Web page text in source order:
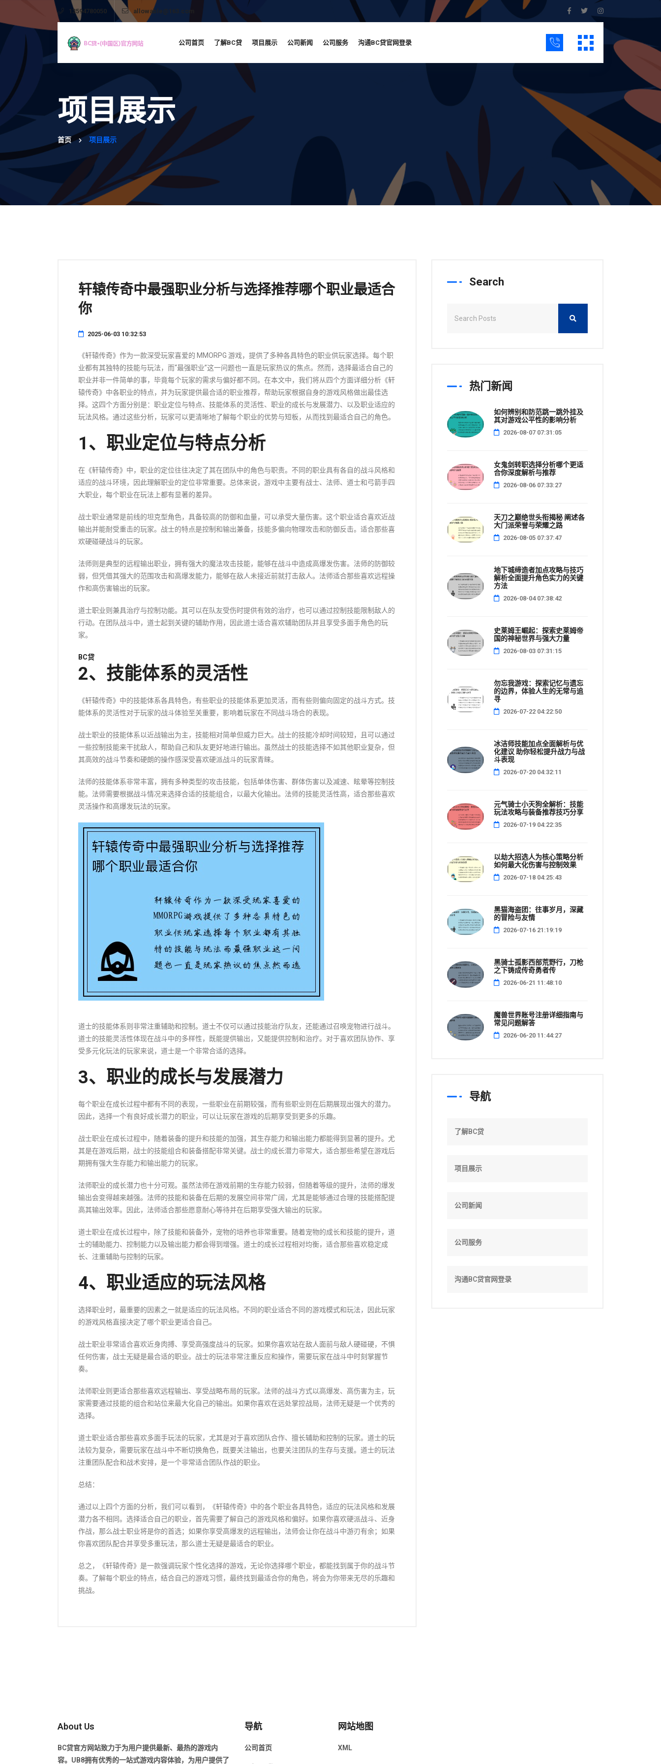
13594780050 allowable@163.com
公司首页 了解BC贷 项目展示 公司新闻 公司服务 沟通BC贷官网登录
项目展示
首页 项目展示
轩辕传奇中最强职业分析与选择推荐哪个职业最适合
你
2025-06-03 10:32:53
《轩辕传奇》作为一款深受玩家喜爱的 MMORPG 游戏，提供了多种各具特色的职业供玩家选择。每个职
业都有其独特的技能与玩法，而“最强职业”这一问题也一直是玩家热议的焦点。然而，选择最适合自己的
职业并非一件简单的事，毕竟每个玩家的需求与偏好都不同。在本文中，我们将从四个方面详细分析《轩
辕传奇》中各职业的特点，并为玩家提供最合适的职业推荐，帮助玩家根据自身的游戏风格做出最佳选
择。这四个方面分别是：职业定位与特点、技能体系的灵活性、职业的成长与发展潜力、以及职业适应的
玩法风格。通过这些分析，玩家可以更清晰地了解每个职业的优势与短板，从而找到最适合自己的角色。
1、职业定位与特点分析
在《轩辕传奇》中，职业的定位往往决定了其在团队中的角色与职责。不同的职业具有各自的战斗风格和
适应的战斗环境，因此理解职业的定位非常重要。总体来说，游戏中主要有战士、法师、道士和弓箭手四
大职业，每个职业在玩法上都有显著的差异。
战士职业通常是前线的坦克型角色，具备较高的防御和血量，可以承受大量伤害。这个职业适合喜欢近战
输出并能耐受重击的玩家。战士的特点是控制和输出兼备，技能多偏向物理攻击和防御反击。适合那些喜
欢硬碰硬战斗的玩家。
法师则是典型的远程输出职业，拥有强大的魔法攻击技能，能够在战斗中造成高爆发伤害。法师的防御较
弱，但凭借其强大的范围攻击和高爆发能力，能够在敌人未接近前就打击敌人。法师适合那些喜欢远程操
作和高伤害输出的玩家。
道士职业则兼具治疗与控制功能。其可以在队友受伤时提供有效的治疗，也可以通过控制技能限制敌人的
行动。在团队战斗中，道士起到关键的辅助作用，因此道士适合喜欢辅助团队并且享受多面手角色的玩
家。
BC贷
2、技能体系的灵活性
《轩辕传奇》中的技能体系各具特色，有些职业的技能体系更加灵活，而有些则偏向固定的战斗方式。技
能体系的灵活性对于玩家的战斗体验至关重要，影响着玩家在不同战斗场合的表现。
战士职业的技能体系以近战输出为主，技能相对简单但威力巨大。战士的技能冷却时间较短，且可以通过
一些控制技能来干扰敌人，帮助自己和队友更好地进行输出。虽然战士的技能选择不如其他职业复杂，但
其高效的战斗节奏和硬朗的操作感深受喜欢硬派战斗的玩家青睐。
法师的技能体系非常丰富，拥有多种类型的攻击技能，包括单体伤害、群体伤害以及减速、眩晕等控制技
能。法师需要根据战斗情况来选择合适的技能组合，以最大化输出。法师的技能灵活性高，适合那些喜欢
灵活操作和高爆发玩法的玩家。
道士的技能体系则非常注重辅助和控制。道士不仅可以通过技能治疗队友，还能通过召唤宠物进行战斗。
道士的技能灵活性体现在战斗中的多样性，既能提供输出，又能提供控制和治疗。对于喜欢团队协作、享
受多元化玩法的玩家来说，道士是一个非常合适的选择。
3、职业的成长与发展潜力
每个职业在成长过程中都有不同的表现，一些职业在前期较强，而有些职业则在后期展现出强大的潜力。
因此，选择一个有良好成长潜力的职业，可以让玩家在游戏的后期享受到更多的乐趣。
战士职业在成长过程中，随着装备的提升和技能的加强，其生存能力和输出能力都能得到显著的提升。尤
其是在游戏后期，战士的技能组合和装备搭配非常关键。战士的成长潜力非常大，适合那些希望在游戏后
期拥有强大生存能力和输出能力的玩家。
法师职业的成长潜力也十分可观。虽然法师在游戏前期的生存能力较弱，但随着等级的提升，法师的爆发
输出会变得越来越强。法师的技能和装备在后期的发展空间非常广阔，尤其是能够通过合理的技能搭配提
高其输出效率。因此，法师适合那些愿意耐心等待并在后期享受强大输出的玩家。
道士职业在成长过程中，除了技能和装备外，宠物的培养也非常重要。随着宠物的成长和技能的提升，道
士的辅助能力、控制能力以及输出能力都会得到增强。道士的成长过程相对均衡，适合那些喜欢稳定成
长、注重辅助与控制的玩家。
4、职业适应的玩法风格
选择职业时，最重要的因素之一就是适应的玩法风格。不同的职业适合不同的游戏模式和玩法，因此玩家
的游戏风格直接决定了哪个职业更适合自己。
战士职业非常适合喜欢近身肉搏、享受高强度战斗的玩家。如果你喜欢站在敌人面前与敌人硬碰硬，不惧
任何伤害，战士无疑是最合适的职业。战士的玩法非常注重反应和操作，需要玩家在战斗中时刻掌握节
奏。
法师职业则更适合那些喜欢远程输出、享受战略布局的玩家。法师的战斗方式以高爆发、高伤害为主，玩
家需要通过技能的组合和站位来最大化自己的输出。如果你喜欢在远处掌控战局，法师无疑是一个优秀的
选择。
道士职业适合那些喜欢多面手玩法的玩家，尤其是对于喜欢团队合作、擅长辅助和控制的玩家。道士的玩
法较为复杂，需要玩家在战斗中不断切换角色，既要关注输出，也要关注团队的生存与支援。道士的玩法
注重团队配合和战术安排，是一个非常适合团队作战的职业。
总结：
通过以上四个方面的分析，我们可以看到，《轩辕传奇》中的各个职业各具特色，适应的玩法风格和发展
潜力各不相同。选择适合自己的职业，首先需要了解自己的游戏风格和偏好。如果你喜欢硬派战斗、近身
作战，那么战士职业将是你的首选；如果你享受高爆发的远程输出，法师会让你在战斗中游刃有余；如果
你喜欢团队配合并享受多重玩法，那么道士无疑是最适合的职业。
总之，《轩辕传奇》是一款强调玩家个性化选择的游戏，无论你选择哪个职业，都能找到属于你的战斗节
奏。了解每个职业的特点，结合自己的游戏习惯，最终找到最适合你的角色，将会为你带来无尽的乐趣和
挑战。
Search
热门新闻
如何辨别和防范跳一跳外挂及
其对游戏公平性的影响分析
2026-08-07 07:31:05
女鬼剑转职选择分析哪个更适
合你深度解析与推荐
2026-08-06 07:33:27
天刀之巅绝世头衔揭秘 阐述各
大门派荣誉与荣耀之路
2026-08-05 07:37:47
地下城缔造者加点攻略与技巧
解析全面提升角色实力的关键
方法
2026-08-04 07:38:42
史莱姆王崛起：探索史莱姆帝
国的神秘世界与强大力量
2026-08-03 07:31:15
勿忘我游戏：探索记忆与遗忘
的边界，体验人生的无常与追
寻
2026-07-22 04:22:50
冰洁师技能加点全面解析与优
化建议 助你轻松提升战力与战
斗表现
2026-07-20 04:32:11
元气骑士小天狗全解析：技能
玩法攻略与装备推荐技巧分享
2026-07-19 04:22:35
以劫大招选人为核心策略分析
如何最大化伤害与控制效果
2026-07-18 04:25:43
黑猫海盗团：往事岁月，深藏
的冒险与友情
2026-07-16 21:19:19
黑骑士孤影西部荒野行，刀枪
之下铸成传奇勇者传
2026-06-21 11:48:10
魔兽世界账号注册详细指南与
常见问题解答
2026-06-20 11:44:27
导航
了解BC贷
项目展示
公司新闻
公司服务
沟通BC贷官网登录
About Us
BC贷官方网站致力于为用户提供最新、最热的游戏内
容。UB8拥有优秀的一站式游戏内容体验，为用户提供了
导航
公司首页
网站地图
XML